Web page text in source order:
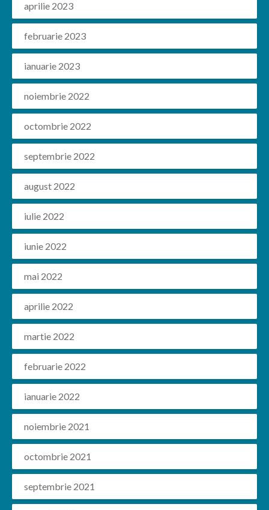
aprilie 2023
februarie 2023
ianuarie 2023
noiembrie 2022
octombrie 2022
septembrie 2022
august 2022
iulie 2022
iunie 2022
mai 2022
aprilie 2022
martie 2022
februarie 2022
ianuarie 2022
noiembrie 2021
octombrie 2021
septembrie 2021